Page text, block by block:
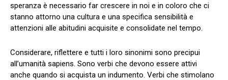
speranza è necessario far crescere in noi e in coloro che ci
stanno attorno una cultura e una specifica sensibilità e
attenzioni alle abitudini acquisite e consolidate nel tempo.
Considerare, riflettere e tutti i loro sinonimi sono precipui
all’umanità sapiens. Sono verbi che devono essere attivi
anche quando si acquista un indumento. Verbi che stimolano